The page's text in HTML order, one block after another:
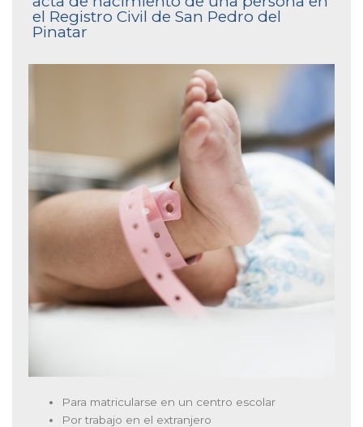
el Registro Civil de San Pedro del
Pinatar
Para matricularse en un centro escolar
Por trabajo en el extranjero